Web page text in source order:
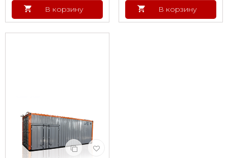
В корзину В корзину